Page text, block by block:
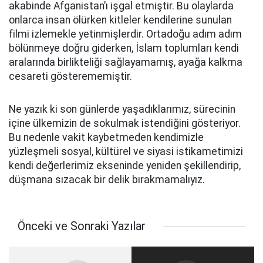
akabinde Afganistan’ı işgal etmiştir. Bu olaylarda
onlarca insan ölürken kitleler kendilerine sunulan
filmi izlemekle yetinmişlerdir. Ortadoğu adım adım
bölünmeye doğru giderken, İslam toplumları kendi
aralarında birlikteliği sağlayamamış, ayağa kalkma
cesareti gösterememiştir.
Ne yazık ki son günlerde yaşadıklarımız, sürecinin
içine ülkemizin de sokulmak istendiğini gösteriyor.
Bu nedenle vakit kaybetmeden kendimizle
yüzleşmeli sosyal, kültürel ve siyasi istikametimizi
kendi değerlerimiz ekseninde yeniden şekillendirip,
düşmana sızacak bir delik bırakmamalıyız.
Önceki ve Sonraki Yazılar